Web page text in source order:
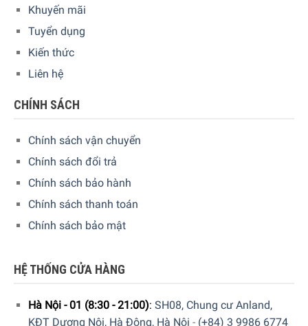
đảmđộ bền và độ tin cậy
Được bảo hành trong thời hạn bảo hành trọn đời của
Grohe
Chất lượng hoàn thiện cao
Khuyến mãi
Tuyển dụng
Kiến thức
Liên hệ
CHÍNH SÁCH
Chính sách vận chuyển
Chính sách đổi trả
Chính sách bảo hành
Chính sách thanh toán
Chính sách bảo mật
HỆ THỐNG CỬA HÀNG
Hà Nội - 01 (8:30 - 21:00): SH08, Chung cư Anland,
KĐT Dương Nội, Hà Đông, Hà Nội - (+84) 3 9986 6774